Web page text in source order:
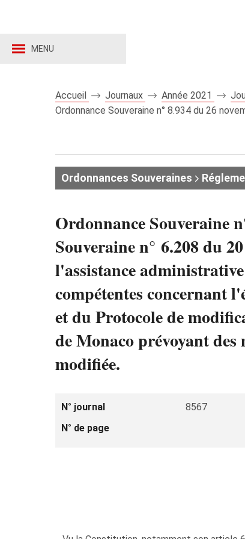
MENU
Accueil Journaux Année 2021
Ordonnance Souveraine n° 8.934 du 26
Ordonnances Souveraines
Ordonnance Souveraine
Souveraine n° 6.208 du
l'assistance
compétentes concernant
et du Protocole de
de Monaco prévoyant
modifiée.
N° journal 8567
N° de page